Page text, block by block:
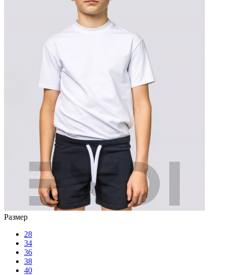
Размер
28
34
36
38
40